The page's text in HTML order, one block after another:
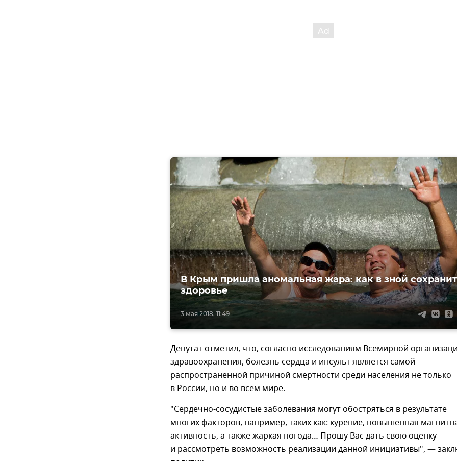
3 мая 2018, 11:49
В Крым пришла аномальная жара: как в зной
здоровье
Депутат отметил, что, согласно исследованиям Всемирной
здравоохранения, болезнь сердца и инсульт является самой
распространенной причиной смертности среди населения не только
в России, но и во всем мире.
"Сердечно-сосудистые заболевания могут обостряться в результате
многих факторов, например, таких как: курение, повышенная
активность, а также жаркая погода… Прошу Вас дать свою оценку
и рассмотреть возможность реализации данной инициативы", —